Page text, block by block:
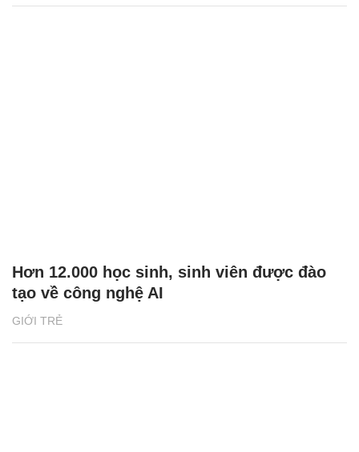
GIỚI TRẺ
Hơn 12.000 học sinh, sinh viên được đào
tạo về công nghệ AI